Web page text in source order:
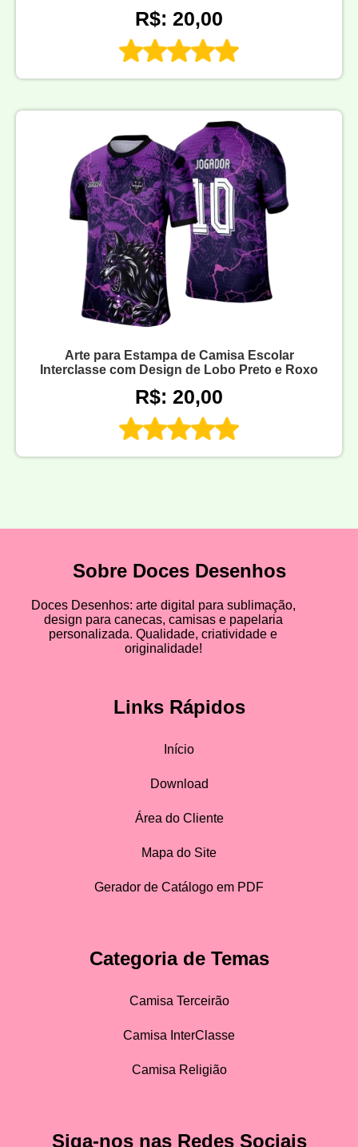
R$: 20,00
Arte para Estampa de Camisa Escolar
Interclasse com Design de Lobo Preto e Roxo
R$: 20,00
Sobre Doces Desenhos
Doces Desenhos: arte digital para sublimação,
design para canecas, camisas e papelaria
personalizada. Qualidade, criatividade e
originalidade!
Links Rápidos
Início
Download
Área do Cliente
Mapa do Site
Gerador de Catálogo em PDF
Categoria de Temas
Camisa Terceirão
Camisa InterClasse
Camisa Religião
Siga-nos nas Redes Sociais